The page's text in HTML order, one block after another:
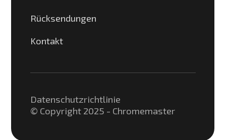
Rücksendungen
Kontakt
© Copyright 2025 - Chromemaster
Datenschutzrichtlinie